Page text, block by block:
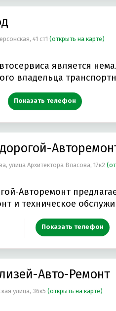
41 ст1 (открыть на карте)
является
владельца
Показать телефон
улица Архитектора Власова, 17к2
Авторемонт
и техническое
Показать телефон
Авто-Ремонт
улица, 36к5 (открыть на карте)